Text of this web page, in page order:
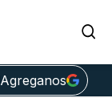
Agreganos